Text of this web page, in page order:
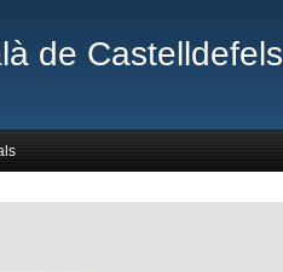
de Castelldefels